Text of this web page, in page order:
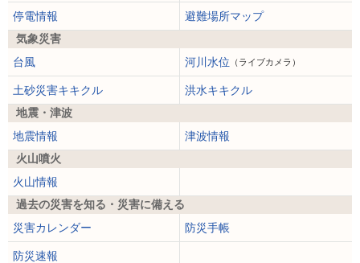
停電情報
避難場所マップ
気象災害
台風
河川水位 （ライブカメラ）
土砂災害キキクル
洪水キキクル
地震・津波
地震情報
津波情報
火山噴火
火山情報
過去の災害を知る・災害に備える
災害カレンダー
防災手帳
防災速報